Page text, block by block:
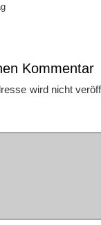
Kommentar
wird nicht